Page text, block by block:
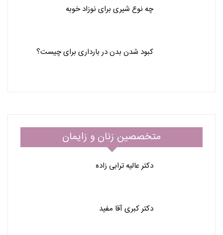
چه نوع شیری برای نوزاد خوبه
کبود شدن بدن در بارداری برای چیست؟
متخصصین زنان و زایمان
دکتر عالیه ترابی زاده
دکتر کبری آقا مفید